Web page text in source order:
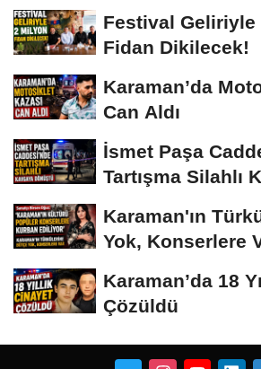
Festival Geliriyle
Fidan Dikilecek!
Karaman’da
Can Aldı
İsmet Paşa
Tartışma Silahlı
Karaman'ın
Yok, Konserlere
Karaman’da 18
Çözüldü